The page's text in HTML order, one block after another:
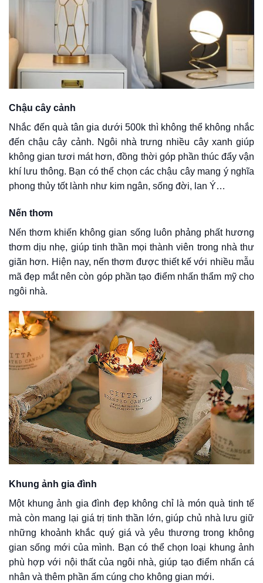
Chậu cây cảnh
Nhắc đến quà tân gia dưới 500k thì không thể không nhắc
đến chậu cây cảnh. Ngôi nhà trưng nhiều cây xanh giúp
không gian tươi mát hơn, đồng thời góp phần thúc đẩy vận
khí lưu thông. Bạn có thể chọn các chậu cây mang ý nghĩa
phong thủy tốt lành như kim ngân, sống đời, lan Ý…
Nến thơm
Nến thơm khiến không gian sống luôn phảng phất hương
thơm dịu nhẹ, giúp tinh thần mọi thành viên trong nhà thư
giãn hơn. Hiện nay, nến thơm được thiết kế với nhiều mẫu
mã đẹp mắt nên còn góp phần tạo điểm nhấn thẩm mỹ cho
ngôi nhà.
Khung ảnh gia đình
Một khung ảnh gia đình đẹp không chỉ là món quà tinh tế
mà còn mang lại giá trị tinh thần lớn, giúp chủ nhà lưu giữ
những khoảnh khắc quý giá và yêu thương trong không
gian sống mới của mình. Bạn có thể chọn loại khung ảnh
phù hợp với nội thất của ngôi nhà, giúp tạo điểm nhấn cá
nhân và thêm phần ấm cúng cho không gian mới.